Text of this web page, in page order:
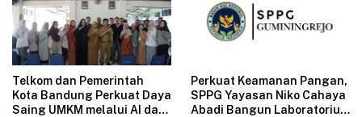
Telkom dan Pemerintah
Kota Bandung Perkuat Daya
Saing UMKM melalui AI dan
Perkuat Keamanan Pangan,
SPPG Yayasan Niko Cahaya
Abadi Bangun Laboratorium